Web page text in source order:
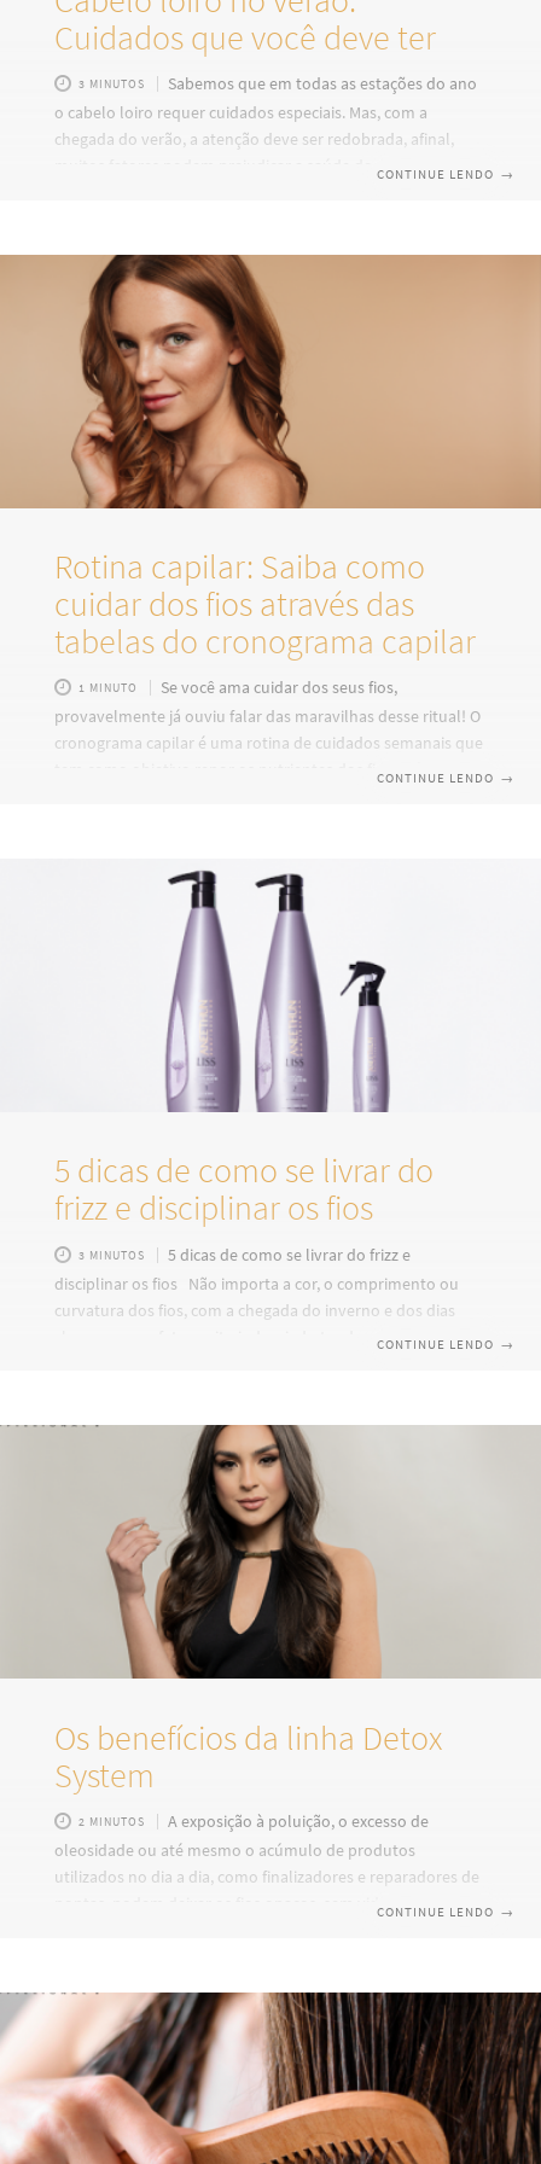
Cuidados que você deve ter
3 MINUTOS
Sabemos que em todas as estações do ano
o cabelo loiro requer cuidados especiais. Mas, com a
chegada do verão, a atenção deve ser redobrada, afinal,
muitos fatores podem prejudicar a saúde dos fios. O mar, o
até mesmo esverdeadas. Investir em produtos de qualidade
faz toda diferença nos cuidados
CONTINUE LENDO →
Rotina capilar: Saiba como
cuidar dos fios através das
tabelas do cronograma capilar
1 MINUTO
Se você ama cuidar dos seus fios,
provavelmente já ouviu falar das maravilhas desse ritual! O
cronograma capilar é uma rotina de cuidados semanais que
tem como objetivo repor os nutrientes dos fios, além de
hidratação, nutrição e reconstrução. Como já vimos
anteriormente, cada etapa desse calendário de cuidados é
essencial! A hidratação repõe a umidade natural dos nossos
CONTINUE LENDO →
5 dicas de como se livrar do
frizz e disciplinar os fios
3 MINUTOS
5 dicas de como se livrar do frizz e
disciplinar os fios Não importa a cor, o comprimento ou
curvatura dos fios, com a chegada do inverno e dos dias
chuvosos, um fato muito indesejado tende a se tornar
agentes externos como poluição, sol, calor e agentes
químicos. Quando seladas, as cutículas
CONTINUE LENDO →
Os benefícios da linha Detox
System
2 MINUTOS
A exposição à poluição, o excesso de
oleosidade ou até mesmo o acúmulo de produtos
utilizados no dia a dia, como finalizadores e reparadores de
pontas, podem deixar os fios opacos, sem vida, pesados e
Capilar é um serviço que promove a desintoxicação do
couro cabeludo e dos fios, um
CONTINUE LENDO →